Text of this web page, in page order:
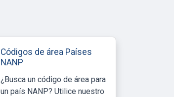
Códigos de área Países
NANP
¿Busca un código de área para
un país NANP? Utilice nuestro